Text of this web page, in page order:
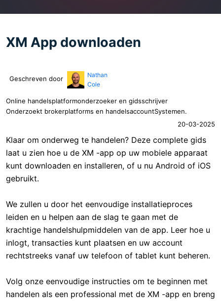
XM App downloaden
Geschreven door
Nathan
Cole
Online handelsplatformonderzoeker en gidsschrijver
Onderzoekt brokerplatforms en handelsaccountSystemen.
20-03-2025
Klaar om onderweg te handelen? Deze complete gids
laat u zien hoe u de XM -app op uw mobiele apparaat
kunt downloaden en installeren, of u nu Android of iOS
gebruikt.
We zullen u door het eenvoudige installatieproces
leiden en u helpen aan de slag te gaan met de
krachtige handelshulpmiddelen van de app. Leer hoe u
inlogt, transacties kunt plaatsen en uw account
rechtstreeks vanaf uw telefoon of tablet kunt beheren.
Volg onze eenvoudige instructies om te beginnen met
handelen als een professional met de XM -app en breng